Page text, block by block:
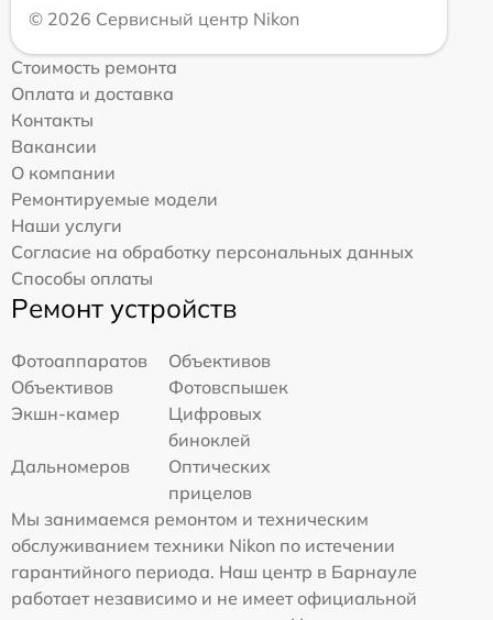
© 2026 Сервисный центр Nikon
Стоимость ремонта
Оплата и доставка
Контакты
Вакансии
О компании
Ремонтируемые модели
Наши услуги
Согласие на обработку персональных данных
Способы оплаты
Ремонт устройств
Фотоаппаратов
Объективов
Объективов
Фотовспышек
Экшн-камер
Цифровых
биноклей
Дальномеров
Оптических
прицелов
Мы занимаемся ремонтом и техническим
обслуживанием техники Nikon по истечении
гарантийного периода. Наш центр в Барнауле
работает независимо и не имеет официальной